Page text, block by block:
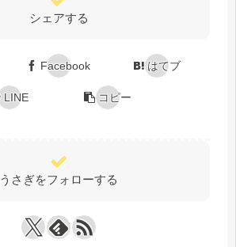
シェアする
Facebook はてブ
LINE コピー
うさぎをフォローする